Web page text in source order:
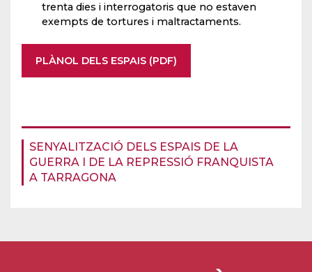
SENYALITZACIÓ DELS ESPAIS DE LA
GUERRA I DE LA REPRESSIÓ FRANQUISTA
A TARRAGONA
trenta dies i interrogatoris que no estaven
exempts de tortures i maltractaments.
PLÀNOL DELS ESPAIS (PDF)